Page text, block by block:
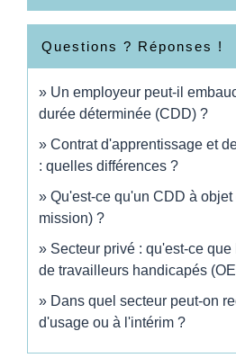
Questions ? Réponses !
Un employeur peut-il
durée déterminée (CDD) ?
Contrat d'apprentissage et
: quelles différences ?
Qu'est-ce qu'un CDD à
mission) ?
Secteur privé : qu'est-ce
de travailleurs handicapés
Dans quel secteur peut-on
d'usage ou à l'intérim ?